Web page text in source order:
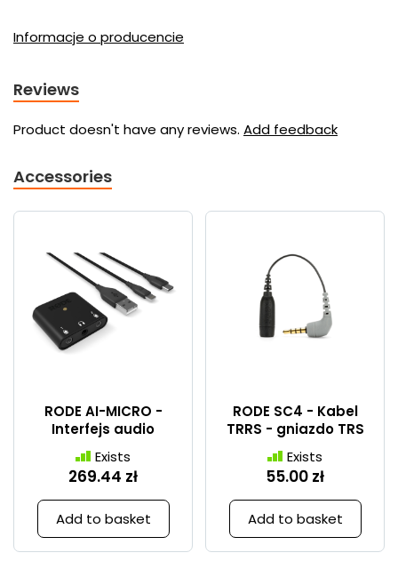
Informacje o producencie
Reviews
Product doesn't have any reviews. Add feedback
Accessories
RODE AI-MICRO -
Interfejs audio
Exists
269.44 zł
Add to basket
RODE SC4 - Kabel
TRRS - gniazdo TRS
Exists
55.00 zł
Add to basket